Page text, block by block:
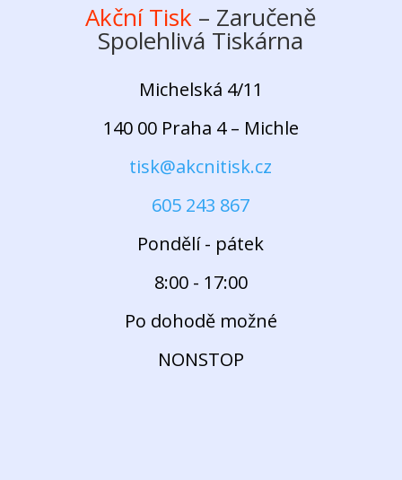
Akční Tisk– Zaručeně
Spolehlivá Tiskárna
Michelská 4/11
140 00 Praha 4 – Michle
tisk@akcnitisk.cz
605 243 867
Pondělí - pátek
8:00 - 17:00
Po dohodě možné
NONSTOP